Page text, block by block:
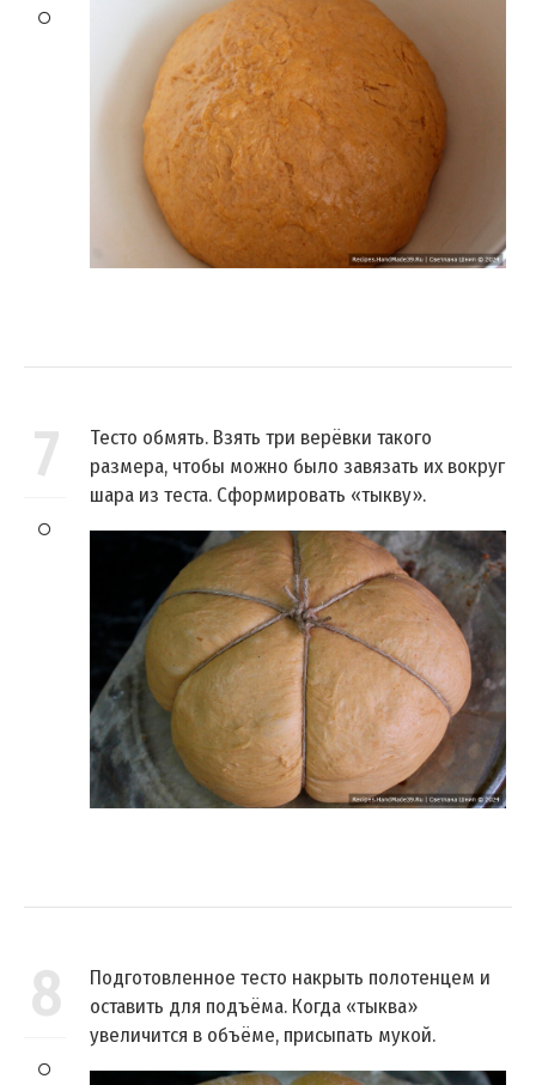
7
Тесто обмять. Взять три верёвки такого
размера, чтобы можно было завязать их вокруг
шара из теста. Сформировать «тыкву».
8
Подготовленное тесто накрыть полотенцем и
оставить для подъёма. Когда «тыква»
увеличится в объёме, присыпать мукой.